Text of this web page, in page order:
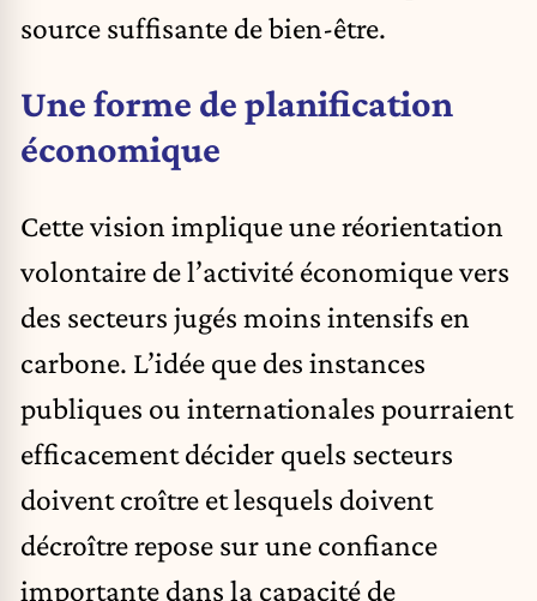
source suffisante de bien-être.
Une forme de planification
économique
Cette vision implique une réorientation
volontaire de l’activité économique vers
des secteurs jugés moins intensifs en
carbone. L’idée que des instances
publiques ou internationales pourraient
efficacement décider quels secteurs
doivent croître et lesquels doivent
décroître repose sur une confiance
importante dans la capacité de